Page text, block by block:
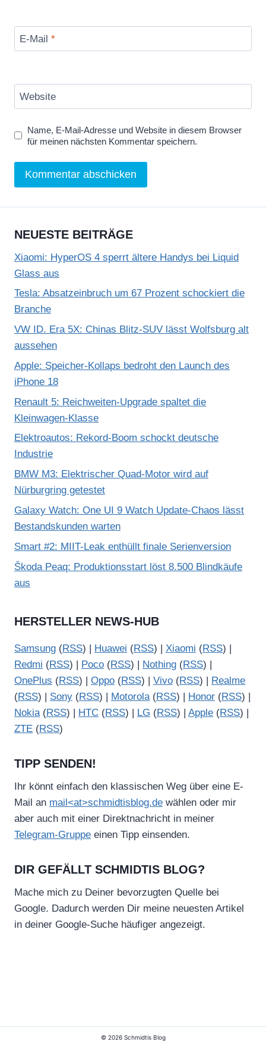
E-Mail *
Website
Name, E-Mail-Adresse und Website in diesem Browser
für meinen nächsten Kommentar speichern.
NEUESTE BEITRÄGE
Xiaomi: HyperOS 4 sperrt ältere Handys bei Liquid
Glass aus
Tesla: Absatzeinbruch um 67 Prozent schockiert die
Branche
VW ID. Era 5X: Chinas Blitz-SUV lässt Wolfsburg alt
aussehen
Apple: Speicher-Kollaps bedroht den Launch des
iPhone 18
Renault 5: Reichweiten-Upgrade spaltet die
Kleinwagen-Klasse
Elektroautos: Rekord-Boom schockt deutsche
Industrie
BMW M3: Elektrischer Quad-Motor wird auf
Nürburgring getestet
Galaxy Watch: One UI 9 Watch Update-Chaos lässt
Bestandskunden warten
Smart #2: MIIT-Leak enthüllt finale Serienversion
Škoda Peaq: Produktionsstart löst 8.500 Blindkäufe
aus
HERSTELLER NEWS-HUB
Samsung (RSS) | Huawei (RSS) | Xiaomi (RSS) |
Redmi (RSS) | Poco (RSS) | Nothing (RSS) |
OnePlus (RSS) | Oppo (RSS) | Vivo (RSS) |
Realme
(RSS) | Sony (RSS) | Motorola(RSS) | Honor (RSS) |
Nokia(RSS) | HTC (RSS) | LG (RSS) | Apple (RSS) |
ZTE (RSS)
TIPP SENDEN!
Ihr könnt einfach den klassischen Weg über eine E-
Mail an mail<at>schmidtisblog.de wählen oder mir
aber auch mit einer Direktnachricht in meiner
Telegram-Gruppe einen Tipp einsenden.
DIR GEFÄLLT SCHMIDTIS BLOG?
Mache mich zu Deiner bevorzugten Quelle bei
Google. Dadurch werden Dir meine neuesten Artikel
in deiner Google-Suche häufiger angezeigt.
© 2026 Schmidtis Blog